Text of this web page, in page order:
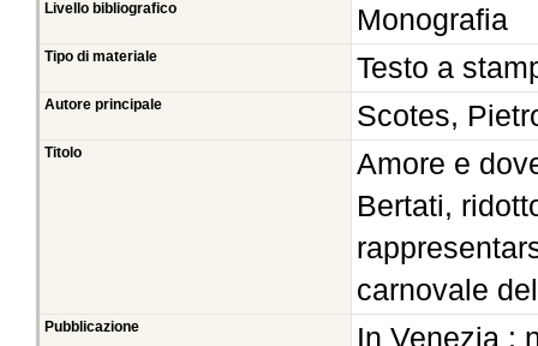
Livello bibliografico Monografia
Tipo di materiale Testo a
Autore principale Scotes,
Titolo
Amore e
Bertati,
carnovale
Pubblicazione In Venezia :